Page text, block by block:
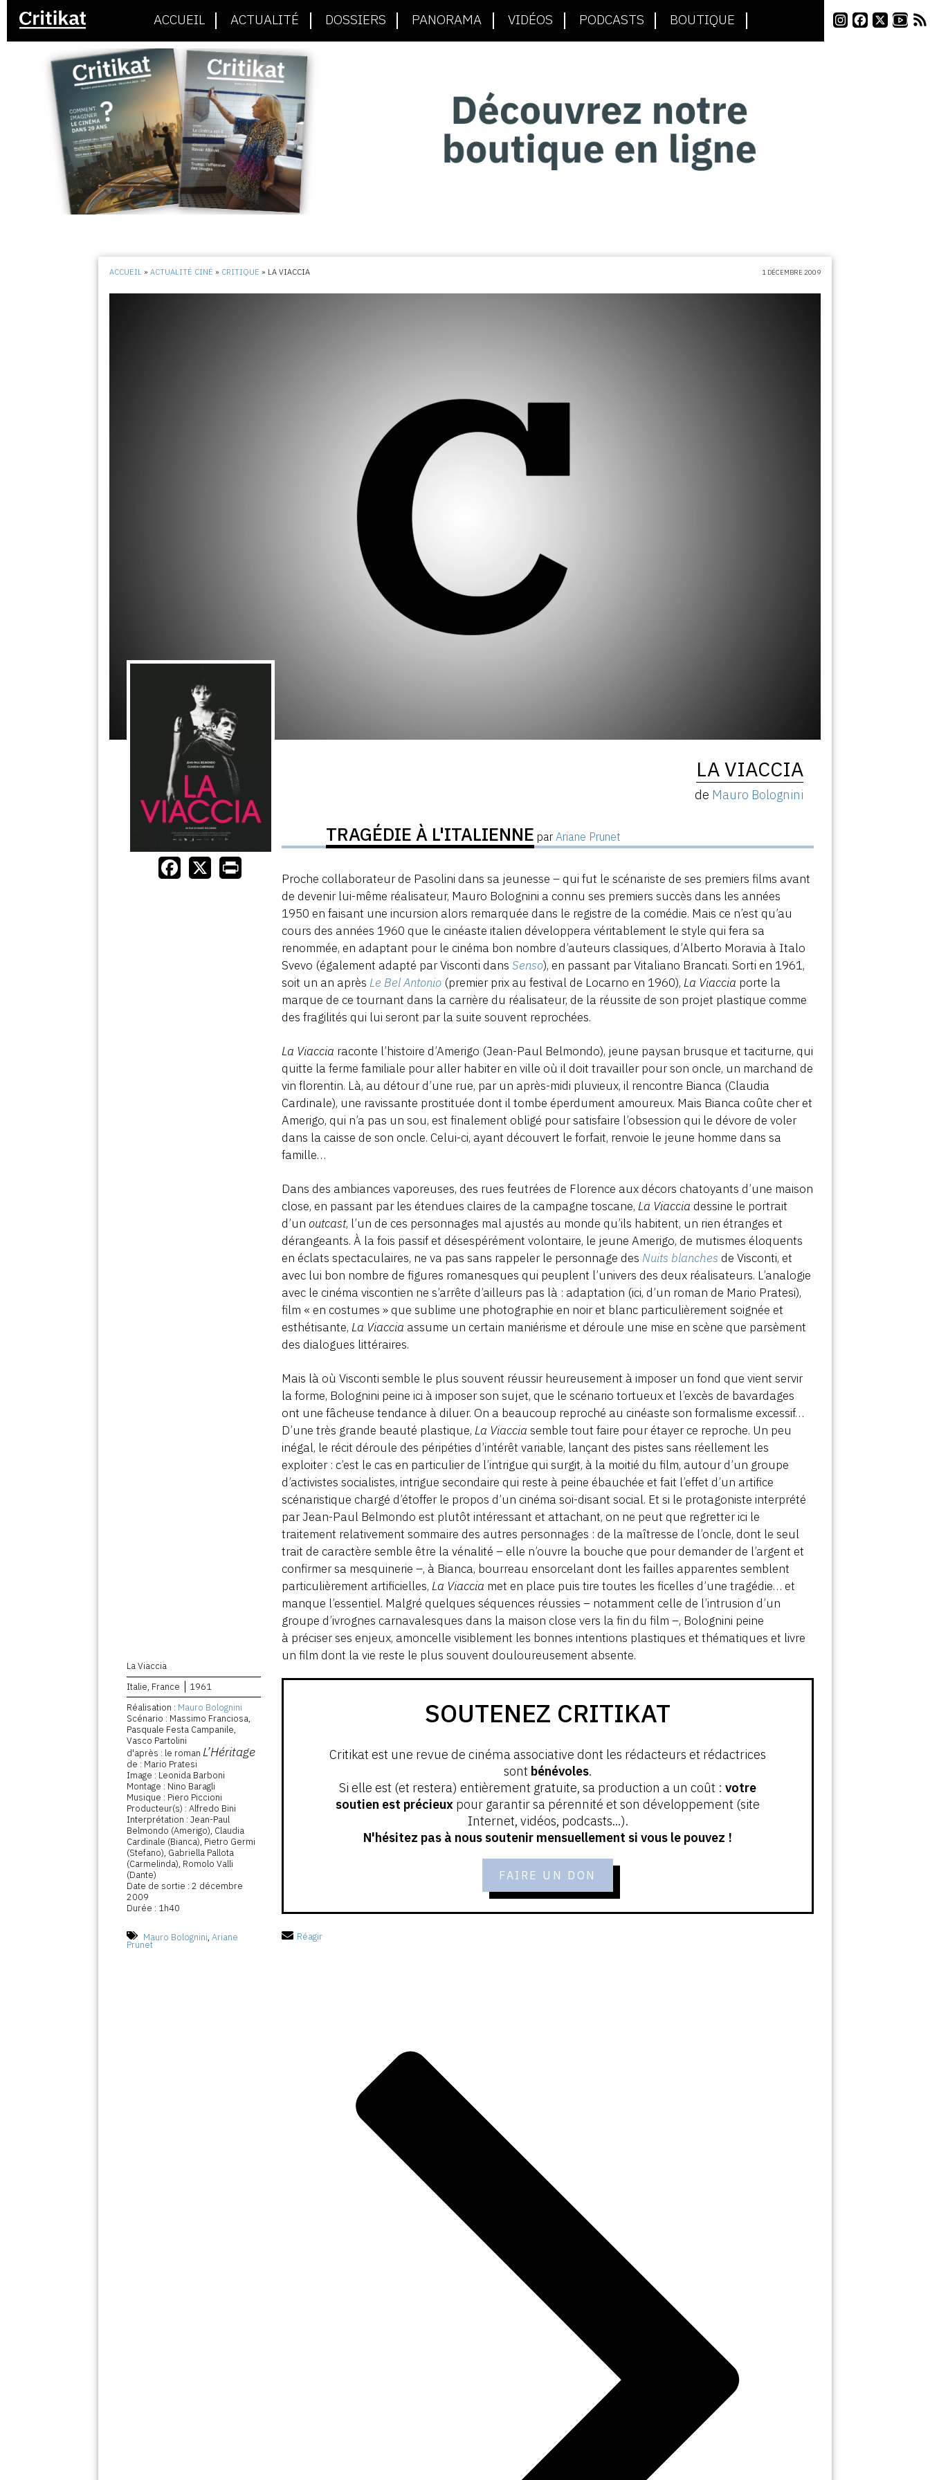
ACCUEIL ACTUALITÉ DOSSIERS PANORAMA VIDÉOS PODCASTS BOUTIQUE
ACCUEIL »ACTUALITÉ CINÉ » CRITIQUE » LA VIACCIA 1 DÉCEMBRE 2009
La Viaccia
Italie, France
1961
Réalisation : Mauro Bolognini
Scénario : Massimo Franciosa,
Pasquale Festa Campanile,
Vasco Partolini
d'après : le romanL’Héritage
de : Mario Pratesi
Image : Leonida Barboni
Montage : Nino Baragli
Musique : Piero Piccioni
Producteur(s) : Alfredo Bini
Interprétation : Jean-Paul
Belmondo (Amerigo), Claudia
Cardinale (Bianca), Pietro Germi
(Stefano), Gabriella Pallota
(Carmelinda), Romolo Valli
(Dante)
Date de sortie : 2 décembre
2009
Durée : 1h40
Mauro Bolognini,Ariane
Prunet
LA VIACCIA
de Mauro Bolognini
TRAGÉDIE À L'ITALIENNE parAriane Prunet
Proche collaborateur de Pasolini dans sa jeunesse – qui fut le scénariste de ses premiers films avant
de devenir lui-même réalisateur, Mauro Bolognini a connu ses premiers succès dans les années
1950 en faisant une incursion alors remarquée dans le registre de la comédie. Mais ce n’est qu’au
cours des années 1960 que le cinéaste italien développera véritablement le style qui fera sa
renommée, en adaptant pour le cinéma bon nombre d’auteurs classiques, d’Alberto Moravia à Italo
Svevo (également adapté par Visconti dansSenso), en passant par Vitaliano Brancati. Sorti en 1961,
soit un an aprèsLe Bel Antonio (premier prix au festival de Locarno en 1960),La Viaccia porte la
marque de ce tournant dans la carrière du réalisateur, de la réussite de son projet plastique comme
des fragilités qui lui seront par la suite souvent reprochées.
La Viaccia raconte l’histoire d’Amerigo (Jean-Paul Belmondo), jeune paysan brusque et taciturne, qui
quitte la ferme familiale pour aller habiter en ville où il doit travailler pour son oncle, un marchand de
vin florentin. Là, au détour d’une rue, par un après-midi pluvieux, il rencontre Bianca (Claudia
Cardinale), une ravissante prostituée dont il tombe éperdument amoureux. Mais Bianca coûte cher et
Amerigo, qui n’a pas un sou, est finalement obligé pour satisfaire l’obsession qui le dévore de voler
dans la caisse de son oncle. Celui-ci, ayant découvert le forfait, renvoie le jeune homme dans sa
famille…
Dans des ambiances vaporeuses, des rues feutrées de Florence aux décors chatoyants d’une maison
close, en passant par les étendues claires de la campagne toscane,La Viaccia dessine le portrait
d’un outcast, l’un de ces personnages mal ajustés au monde qu’ils habitent, un rien étranges et
dérangeants. À la fois passif et désespérément volontaire, le jeune Amerigo, de mutismes éloquents
en éclats spectaculaires, ne va pas sans rappeler le personnage desNuits blanches de Visconti, et
avec lui bon nombre de figures romanesques qui peuplent l’univers des deux réalisateurs. L’analogie
avec le cinéma viscontien ne s’arrête d’ailleurs pas là : adaptation (ici, d’un roman de Mario Pratesi),
film « en costumes » que sublime une photographie en noir et blanc particulièrement soignée et
esthétisante,La Viaccia assume un certain maniérisme et déroule une mise en scène que parsèment
des dialogues littéraires.
Mais là où Visconti semble le plus souvent réussir heureusement à imposer un fond que vient servir
la forme, Bolognini peine ici à imposer son sujet, que le scénario tortueux et l’excès de bavardages
ont une fâcheuse tendance à diluer. On a beaucoup reproché au cinéaste son formalisme excessif…
D’une très grande beauté plastique,La Viaccia semble tout faire pour étayer ce reproche. Un peu
inégal, le récit déroule des péripéties d’intérêt variable, lançant des pistes sans réellement les
exploiter : c’est le cas en particulier de l’intrigue qui surgit, à la moitié du film, autour d’un groupe
d’activistes socialistes, intrigue secondaire qui reste à peine ébauchée et fait l’effet d’un artifice
scénaristique chargé d’étoffer le propos d’un cinéma soi-disant social. Et si le protagoniste interprété
par Jean-Paul Belmondo est plutôt intéressant et attachant, on ne peut que regretter ici le
traitement relativement sommaire des autres personnages : de la maîtresse de l’oncle, dont le seul
trait de caractère semble être la vénalité – elle n’ouvre la bouche que pour demander de l’argent et
confirmer sa mesquinerie –, à Bianca, bourreau ensorcelant dont les failles apparentes semblent
particulièrement artificielles,La Viaccia met en place puis tire toutes les ficelles d’une tragédie… et
manque l’essentiel. Malgré quelques séquences réussies – notamment celle de l’intrusion d’un
groupe d’ivrognes carnavalesques dans la maison close vers la fin du film –, Bolognini peine
à préciser ses enjeux, amoncelle visiblement les bonnes intentions plastiques et thématiques et livre
un film dont la vie reste le plus souvent douloureusement absente.
SOUTENEZ CRITIKAT
Critikat est une revue de cinéma associative dont les rédacteurs et rédactrices
sont bénévoles.
Si elle est (et restera) entièrement gratuite, sa production a un coût : votre
soutien est précieux pour garantir sa pérennité et son développement (site
Internet, vidéos, podcasts...).
N'hésitez pas à nous soutenir mensuellement si vous le pouvez !
FAIRE UN DON
Réagir